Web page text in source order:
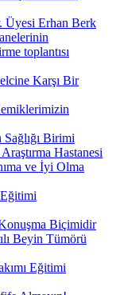
Üyesi Erhan Berk
toplantısı
Karşı Bir
Sağlığı Birimi
Hastanesi
ve İyi Olma
Biçimidir
Beyin Tümörü
Eğitimi